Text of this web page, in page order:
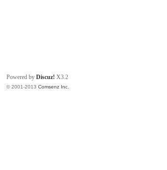
Powered byDiscuz! X3.2
© 2001-2013Comsenz Inc.